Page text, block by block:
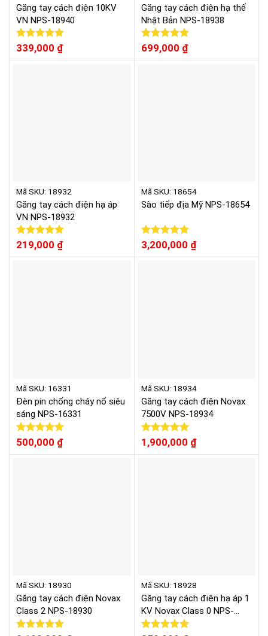
Găng tay cách điện 10KV
VN NPS-18940
Được xếp
hạng
339,000 ₫
Găng tay cách điện hạ thế
Nhật Bản NPS-18938
Được xếp
hạng
699,000 ₫
Mã SKU: 18932
Găng tay cách điện hạ áp
VN NPS-18932
Được xếp
hạng
219,000 ₫
Mã SKU: 18654
Sào tiếp địa Mỹ NPS-18654
Được xếp
hạng
5.00
3,200,000 ₫
Mã SKU: 16331
Đèn pin chống cháy nổ siêu
sáng NPS-16331
Được xếp
hạng
500,000 ₫
Mã SKU: 18934
Găng tay cách điện Novax
7500V NPS-18934
Được xếp
hạng
5.00
1,900,000 ₫
Mã SKU: 18930
Găng tay cách điện Novax
Class 2 NPS-18930
Mã SKU: 18928
Găng tay cách điện hạ áp 1
KV Novax Class 0 NPS-
18928